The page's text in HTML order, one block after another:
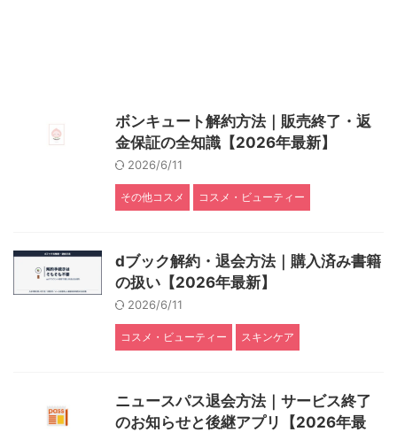
ボンキュート解約方法｜販売終了・返
金保証の全知識【2026年最新】
2026/6/11
その他コスメ コスメ・ビューティー
dブック解約・退会方法｜購入済み書籍
の扱い【2026年最新】
2026/6/11
コスメ・ビューティー スキンケア
ニュースパス退会方法｜サービス終了
のお知らせと後継アプリ【2026年最